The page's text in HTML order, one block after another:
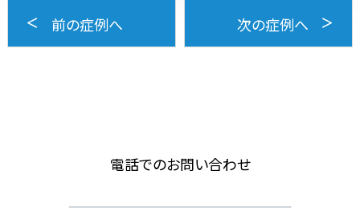
前の症例へ 次の症例へ
電話でのお問い合わせ